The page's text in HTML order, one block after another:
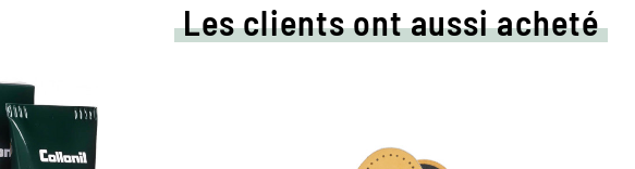
Les clients ont aussi acheté